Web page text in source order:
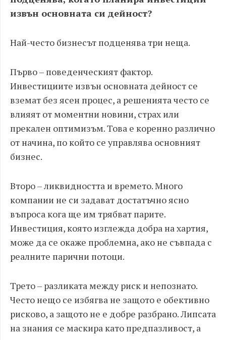
извън основната си дейност?
Най-често бизнесът подценява три неща.
Първо – поведенческият фактор.
Инвестициите извън основната дейност се
вземат без ясен процес, а решенията често се
влияят от моментни новини, страх или
прекален оптимизъм. Това е коренно различно
от начина, по който се управлява основният
бизнес.
Второ – ликвидността и времето. Много
компании не си задават достатъчно ясно
въпроса кога ще им трябват парите.
Инвестиция, която изглежда добра на хартия,
може да се окаже проблемна, ако не съвпада с
реалните парични потоци.
Трето – разликата между риск и непознато.
Често нещо се избягва не защото е обективно
рисково, а защото не е добре разбрано. Липсата
на знания се маскира като предпазливост, а